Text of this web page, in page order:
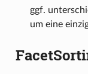
ggf.
um eine